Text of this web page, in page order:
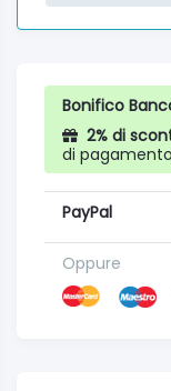
Bonifico
2% di
di
PayPal
Oppure